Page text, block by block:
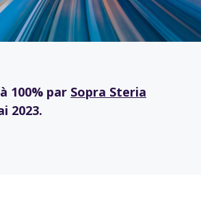
100% par Sopra Steria
2023.